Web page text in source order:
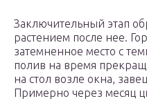
Заключительный этап
растением после нее.
затемненное место с
полив на время
на стол возле окна,
Примерно через месяц